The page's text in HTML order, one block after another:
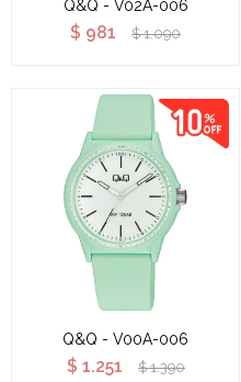
Q&Q - V02A-006
$ 981 $ 1.090
Q&Q - V00A-006
$ 1.251 $ 1.390